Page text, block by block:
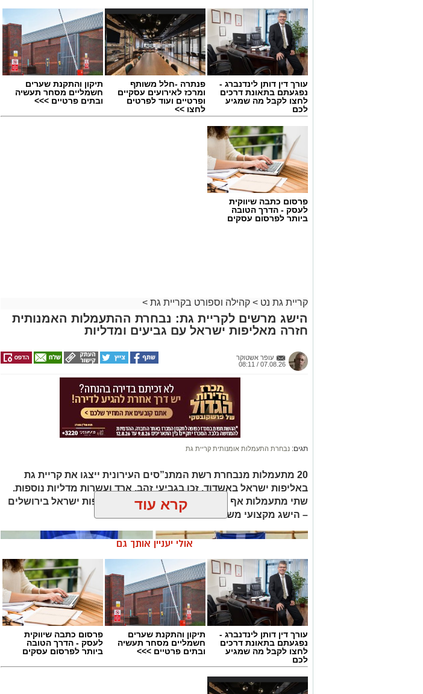
עורך דין דותן לינדנברג -
נפגעתם בתאונת דרכים
לחצו לקבל מה שמגיע
לכם
פנתרה -חלל משותף
ומרכז לאירועים עסקיים
ופרטיים ועוד לפרטים
לחצו >>
תיקון והתקנת שערים
חשמליים מסחר תעשיה
ובתים פרטיים >>>
פרסום כתבה שיווקית
לעסק - הדרך הטובה
ביותר לפרסום עסקים
קריית גת נט > קהילה וספורט בקריית גת >
הישג מרשים לקריית גת: נבחרת ההתעמלות האמנותית
חזרה מאליפות ישראל עם גביעים ומדליות
עופר אשטוקר
07.08.26 / 08:11
תגים: נבחרת התעמלות אומנותית קריית גת
20 מתעמלות מנבחרת רשת המתנ”סים העירונית ייצגו את קריית גת
באליפות ישראל באשדוד, זכו בגביעי זהב, ארד ועשרות מדליות נוספות.
שתי מתעמלות אף העפילו לדרגה התחרותית באליפות ישראל בירושלים
– הישג מקצועי משמעותי לנבחרת
קרא עוד
אולי יעניין אותך גם
עורך דין דותן לינדנברג -
נפגעתם בתאונת דרכים
לחצו לקבל מה שמגיע
לכם
תיקון והתקנת שערים
חשמליים מסחר תעשיה
ובתים פרטיים >>>
פרסום כתבה שיווקית
לעסק - הדרך הטובה
ביותר לפרסום עסקים